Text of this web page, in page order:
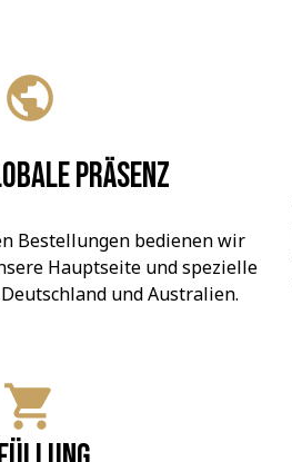
Präsenz
Bestellungen bedienen wir
Hauptseite und spezielle
und Australien.